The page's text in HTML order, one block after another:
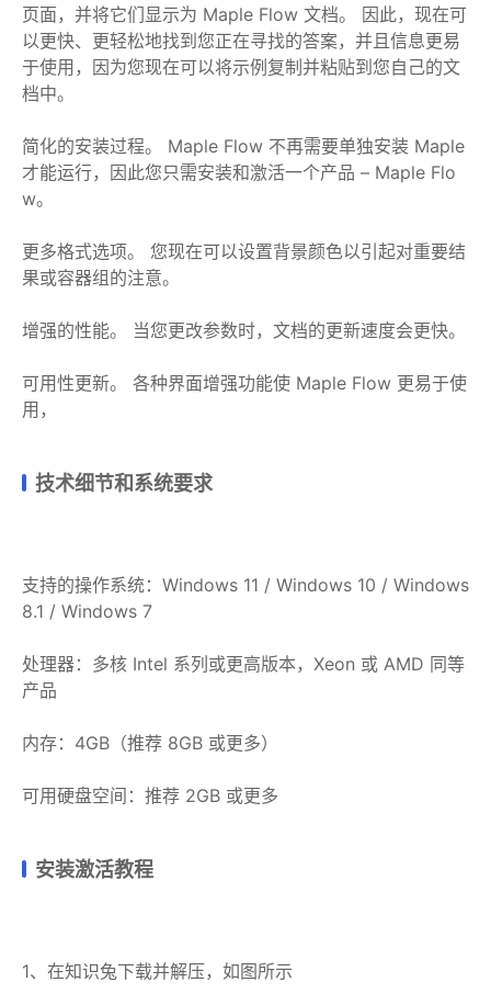
页面，并将它们显示为 Maple Flow 文档。 因此，现在可
以更快、更轻松地找到您正在寻找的答案，并且信息更易
于使用，因为您现在可以将示例复制并粘贴到您自己的文
档中。
简化的安装过程。 Maple Flow 不再需要单独安装 Maple
才能运行，因此您只需安装和激活一个产品 – Maple Flo
w。
更多格式选项。 您现在可以设置背景颜色以引起对重要结
果或容器组的注意。
增强的性能。 当您更改参数时，文档的更新速度会更快。
可用性更新。 各种界面增强功能使 Maple Flow 更易于使
用，
技术细节和系统要求
支持的操作系统：Windows 11 / Windows 10 / Windows
8.1 / Windows 7
处理器：多核 Intel 系列或更高版本，Xeon 或 AMD 同等
产品
内存：4GB（推荐 8GB 或更多）
可用硬盘空间：推荐 2GB 或更多
安装激活教程
1、在知识兔下载并解压，如图所示